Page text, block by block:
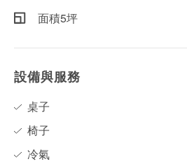
面積5坪
設備與服務
桌子
椅子
冷氣